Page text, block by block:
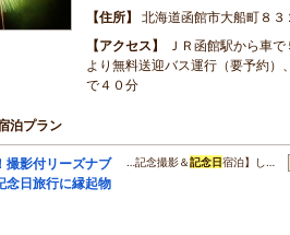
住所
北海道函館市大船町８３
アクセス
ＪＲ函館駅から車
より無料送迎バス運行（要予約）
で４０分
泊プラン
撮影付リーズナブ
念日旅行に縁起物
…記念撮影＆記念日宿泊】し…